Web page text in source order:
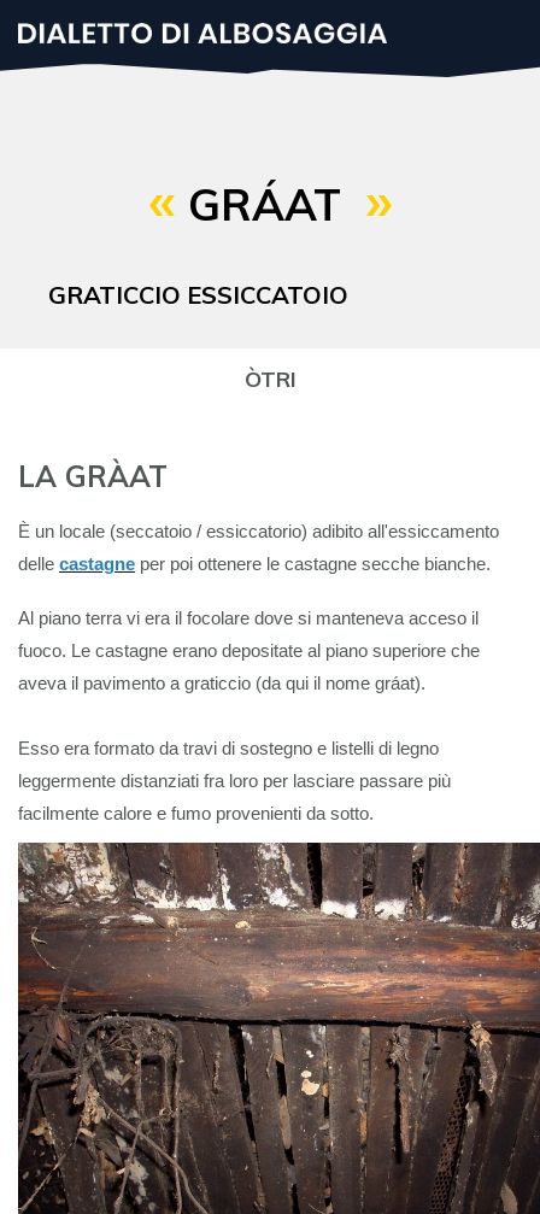
GRÁAT
GRATICCIO ESSICCATOIO
ÒTRI
LA GRÀAT
È un locale (seccatoio / essiccatorio) adibito all'essiccamento
delle castagne per poi ottenere le castagne secche bianche.
Al piano terra vi era il focolare dove si manteneva acceso il
fuoco. Le castagne erano depositate al piano superiore che
aveva il pavimento a graticcio (da qui il nome gráat).
Esso era formato da travi di sostegno e listelli di legno
leggermente distanziati fra loro per lasciare passare più
facilmente calore e fumo provenienti da sotto.